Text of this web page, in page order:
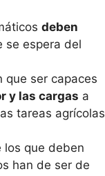
deben
se espera del
que ser capaces
y las cargas a
tareas agrícolas
los que deben
han de ser de